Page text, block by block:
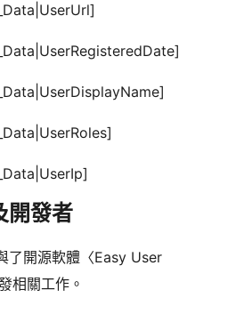
開發者
了開源軟體〈Easy User
相關工作。